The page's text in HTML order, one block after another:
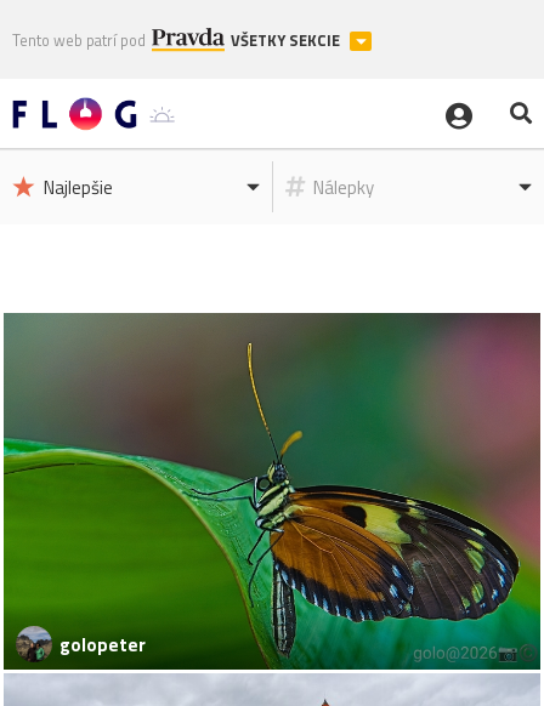
Tento web patrí pod VŠETKY SEKCIE
Najlepšie Nálepky
golopeter